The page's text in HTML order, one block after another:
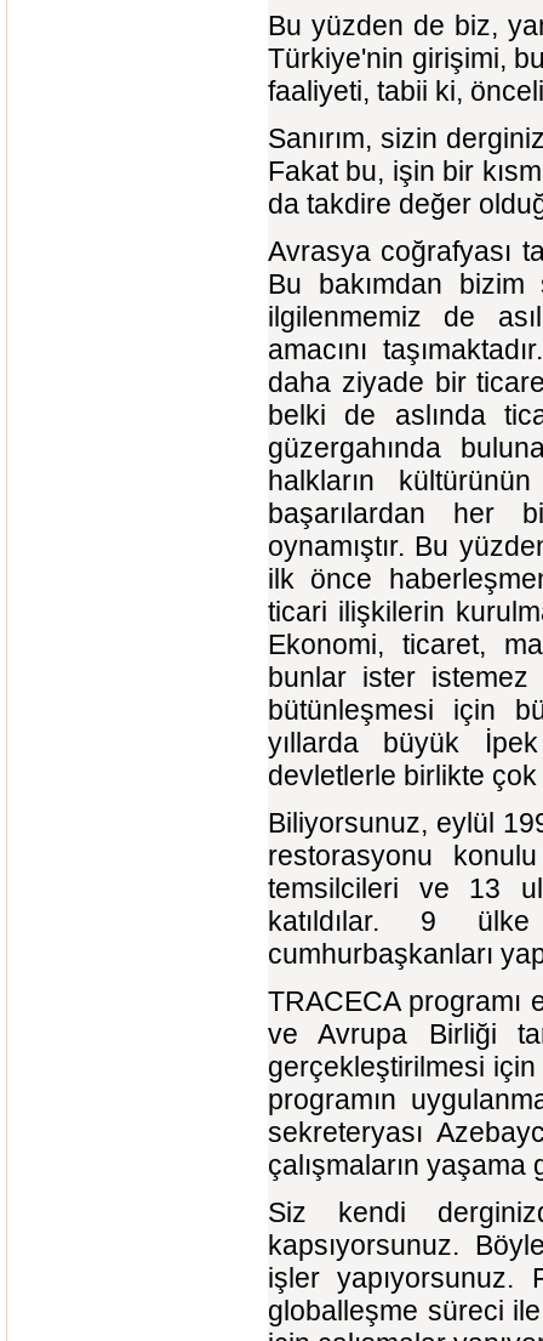
Bu yüzden de biz,
Türkiye'nin girişimi,
faaliyeti, tabii ki,
Sanırım, sizin
Fakat bu, işin bir
da takdire değer
Avrasya coğrafyası
Bu bakımdan
ilgilenmemiz de
amacını
daha ziyade bir
belki de aslında
güzergahında
halkların
başarılardan her
oynamıştır. Bu
ilk önce
ticari ilişkilerin
Ekonomi, ticaret,
bunlar ister istemez
bütünleşmesi için
yıllarda büyük
devletlerle birlikte çok
Biliyorsunuz, eylül
restorasyonu
temsilcileri ve 13
katıldılar. 9 ülke
cumhurbaşkanları
TRACECA programı
ve Avrupa Birliği
gerçekleştirilmesi
programın
sekreteryası
çalışmaların
Siz kendi
kapsıyorsunuz.
işler yapıyorsunuz.
globalleşme süreci